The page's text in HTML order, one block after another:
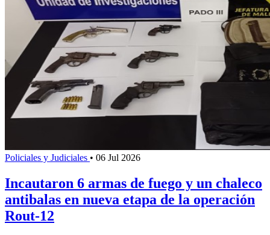
Policiales y Judiciales • 06 Jul 2026
Incautaron 6 armas de fuego y un chaleco
antibalas en nueva etapa de la operación
Rout-12